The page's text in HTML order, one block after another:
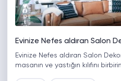
Evinize Nefes aldıran Salon
Evinize Nefes aldıran Salon
masanın ve yastığın kılıfını